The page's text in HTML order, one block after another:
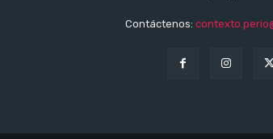
Contáctenos: